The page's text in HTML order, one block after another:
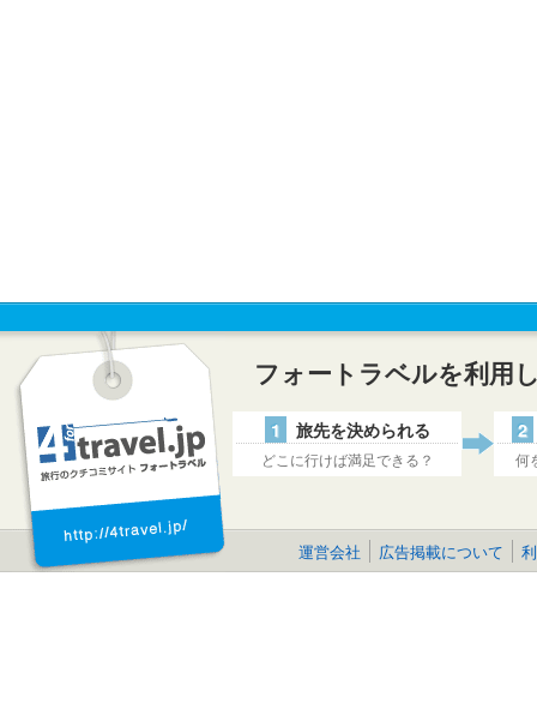
フォートラベルを利用
1 旅先を決められる
どこに行けば満足できる？
2
何
運営会社 広告掲載について